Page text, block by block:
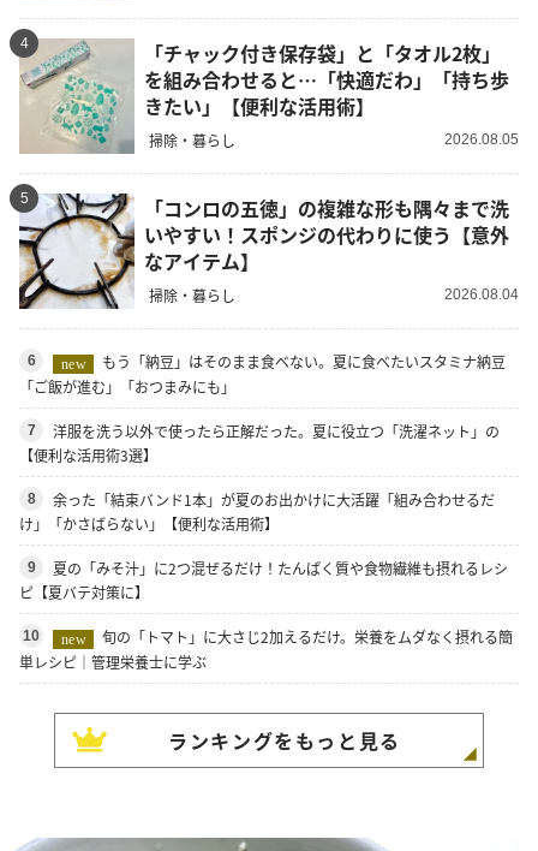
4
「チャック付き保存袋」と「タオル2枚」
を組み合わせると…「快適だわ」「持ち歩
きたい」【便利な活用術】
掃除・暮らし 2026.08.05
5
「コンロの五徳」の複雑な形も隅々まで洗
いやすい！スポンジの代わりに使う【意外
なアイテム】
掃除・暮らし 2026.08.04
6 new
もう「納豆」はそのまま食べない。夏に食べたいスタミナ納豆
「ご飯が進む」「おつまみにも」
7
洋服を洗う以外で使ったら正解だった。夏に役立つ「洗濯ネット」の
【便利な活用術3選】
8
余った「結束バンド1本」が夏のお出かけに大活躍「組み合わせるだ
け」「かさばらない」【便利な活用術】
9
夏の「みそ汁」に2つ混ぜるだけ！たんぱく質や食物繊維も摂れるレシ
ピ【夏バテ対策に】
10 new
旬の「トマト」に大さじ2加えるだけ。栄養をムダなく摂れる簡
単レシピ｜管理栄養士に学ぶ
ランキングをもっと見る